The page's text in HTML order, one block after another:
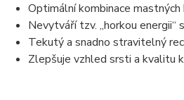
Optimální kombinace
Nevytváří tzv. „horkou energii“
Tekutý a snadno stravitelný
Zlepšuje vzhled srsti a kvalitu